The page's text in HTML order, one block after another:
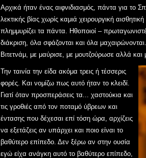
Αρχικά ήταν ένας αιφνιδιασμός, πάντα για το
λεκτικής βίας χωρίς καμιά χειρουργική
πλημμυρίζει τα πάντα. Ηθοποιοί –
διάκριση, όλα σφάζονται και όλα μαχαιρώνονται.
Βιτετνάμ, με μαύρισε, με μουτζούρωσε αλλά
Την ταινία την είδα ακόμα τρεις ή τέσσερις
φορές. Και νομίζω πως αυτό ήταν το κλειδί.
Γιατί όταν προσπεράσεις τα... χαστούκια και
τις γροθιές από τον ποταμό ύβρεων και
έντασης που δέχεσαι επί τόση ώρα, αρχίζεις
να εξετάζεις αν υπάρχει και ποιο είναι το
βαθύτερο επίπεδο. Δεν ξέρω αν στην ουσία
εγώ είχα ανάγκη αυτό το βαθύτερο επίπεδο,